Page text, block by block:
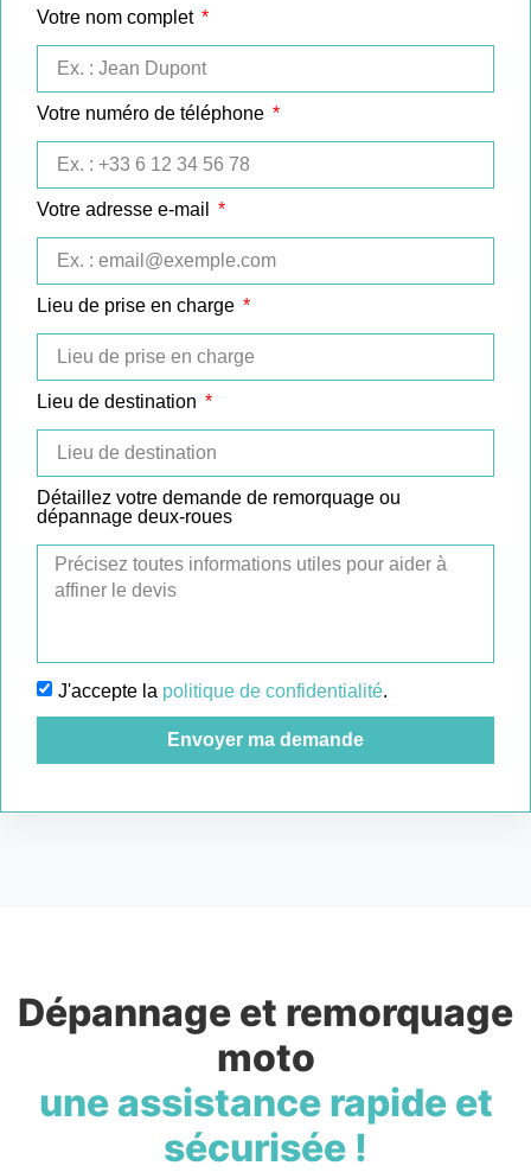
Votre nom complet
Votre numéro de téléphone
Votre adresse e-mail
Lieu de prise en charge
Lieu de destination
Détaillez votre demande de remorquage ou
dépannage deux-roues
J'accepte la politique de confidentialité.
Envoyer ma demande
Dépannage et remorquage
moto
une assistance rapide et
sécurisée !